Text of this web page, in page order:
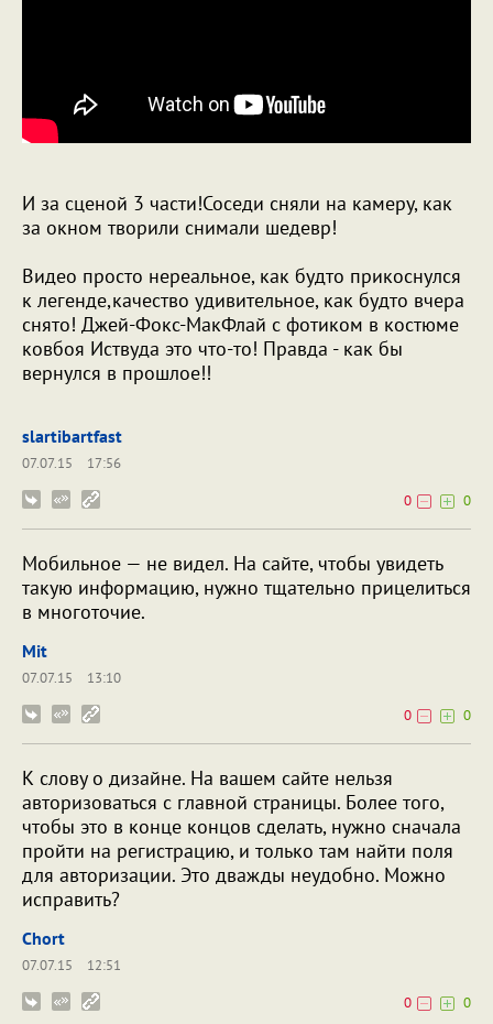
И за сценой 3 части!Соседи сняли на камеру, как
за окном творили снимали шедевр!
Видео просто нереальное, как будто прикоснулся
к легенде,качество удивительное, как будто вчера
снято! Джей-Фокс-МакФлай с фотиком в костюме
ковбоя Иствуда это что-то! Правда - как бы
вернулся в прошлое!!
slartibartfast
07.07.15
17:56
0
0
Мобильное — не видел. На сайте, чтобы увидеть
такую информацию, нужно тщательно прицелиться
в многоточие.
Mit
07.07.15
13:10
0
0
К слову о дизайне. На вашем сайте нельзя
авторизоваться с главной страницы. Более того,
чтобы это в конце концов сделать, нужно сначала
пройти на регистрацию, и только там найти поля
для авторизации. Это дважды неудобно. Можно
исправить?
Chort
07.07.15
12:51
0
0